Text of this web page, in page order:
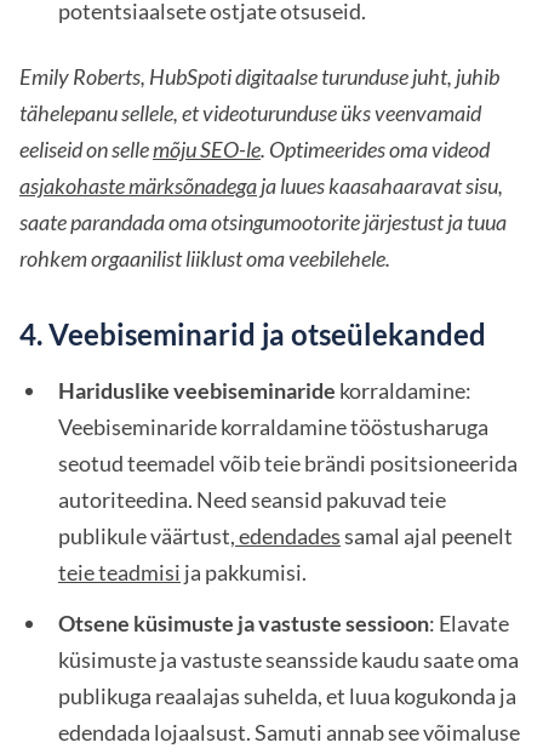
potentsiaalsete ostjate otsuseid.
Emily Roberts, HubSpoti digitaalse turunduse juht, juhib
tähelepanu sellele, et videoturunduse üks veenvamaid
eeliseid on sellemõju SEO-le. Optimeerides oma videod
asjakohaste märksõnadegaja luues kaasahaaravat sisu,
saate parandada oma otsingumootorite järjestust ja tuua
rohkem orgaanilist liiklust oma veebilehele.
4. Veebiseminarid ja otseülekanded
Hariduslike veebiseminaride korraldamine:
Veebiseminaride korraldamine tööstusharuga
seotud teemadel võib teie brändi positsioneerida
autoriteedina. Need seansid pakuvad teie
publikule väärtust,edendadessamal ajal peenelt
teie teadmisi ja pakkumisi.
Otsene küsimuste ja vastuste sessioon: Elavate
küsimuste ja vastuste seansside kaudu saate oma
publikuga reaalajas suhelda, et luua kogukonda ja
edendada lojaalsust. Samuti annab see võimaluse